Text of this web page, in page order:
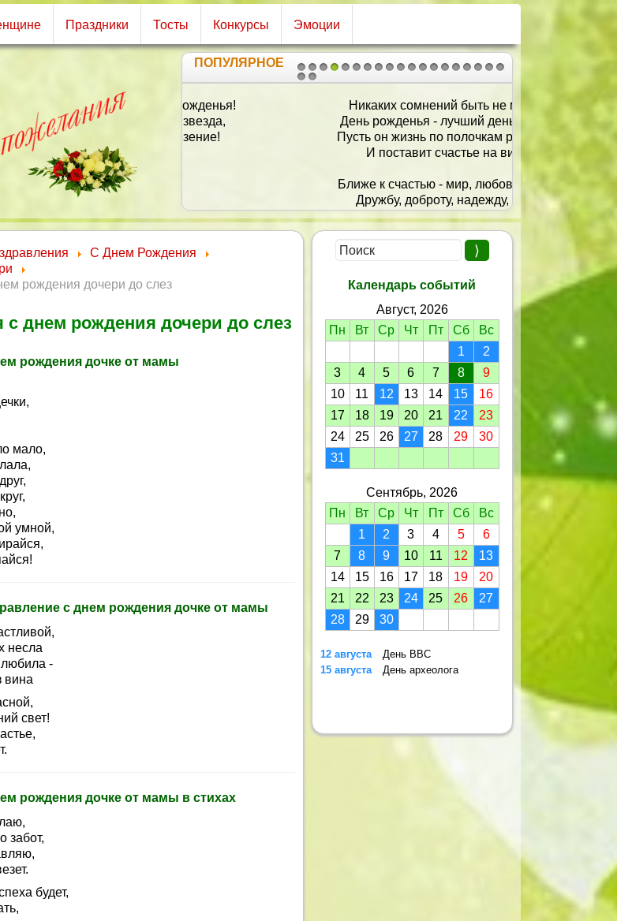
Праздники Тосты Конкурсы Эмоции
1 2
2021
ПОПУЛЯРНОЕ
Никаких сомнений быть не может:
День рожденья - лучший день в году!
Пусть он жизнь по полочкам разложит
И поставит счастье на виду!
Ближе к счастью - мир, любовь, удачу,
Дружбу, доброту, надежду, веру,
Где-то рядом - дом, машину, дачу,
Деньги и успешную карьеру!
Пусть судьба возьмет всё это вместе
И назначит жизни долгий срок,
Чтобы тебе жилось ещё лет двести
Без проблем, волнений и тревог!
С Днем Рождения
рождения дочери до слез
с днем рождения дочери до слез
рождения дочке от мамы
мало,
умной,
с днем рождения дочке от мамы
несла
-
вина
свет!
рождения дочке от мамы в стихах
забот,
будет,
Календарь событий
Август, 2026
Пн
Вт Ср Чт Пт Сб
Вс
1
2
3
4 5 6 7 8
9
10
11 12 13 14 15
16
17
18 19 20 21 22
23
24
25 26 27 28 29
30
31
Сентябрь, 2026
Пн
Вт Ср Чт Пт Сб
Вс
1
2 3 4 5
6
7
8 9 10 11 12
13
14
15 16 17 18 19
20
21
22 23 24 25 26
27
28
29 30
12 августа
День ВВС
15 августа
День археолога